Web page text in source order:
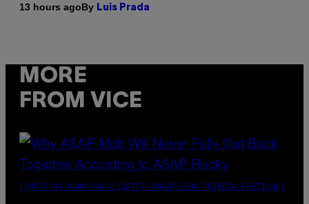
13 hours agoBy Luis Prada
MORE
FROM VICE
(PHOTO BY NOAM GALAI/GETTY IMAGES FOR TRIBECA FESTIVAL)